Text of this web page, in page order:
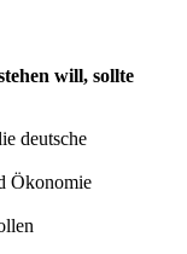
will, sollte
deutsche
Ökonomie